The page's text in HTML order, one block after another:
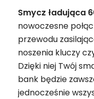
Smycz ładująca
nowoczesne
przewodu
noszenia kluczy
Dzięki niej Twój
bank będzie
jednocześnie